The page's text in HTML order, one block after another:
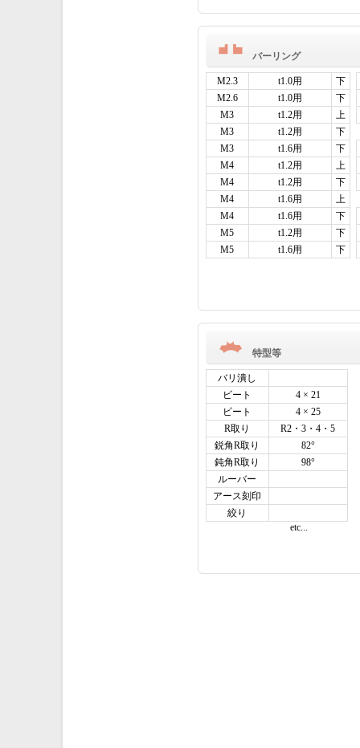
バーリング
M2.3 t1.0用
下
M2.6
t1.0用
下
M3
t1.2用
上
M3
t1.2用
下
M3
t1.6用
下
M4
t1.2用
上
M4
t1.2用
下
M4
t1.6用
上
M4
t1.6用
下
M5
t1.2用
下
M5
t1.6用 下
特型等
バリ潰し
ビート
4 × 21
ビート
4 × 25
R取り
R2・3・4・5
鋭角R取り
82°
鈍角R取り
98°
ルーバー
アース刻印
絞り
etc...